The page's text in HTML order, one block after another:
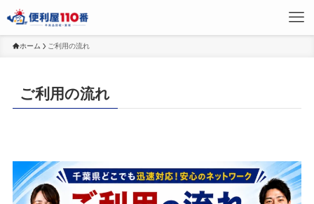
ホーム ご利用の流れ
ご利用の流れ